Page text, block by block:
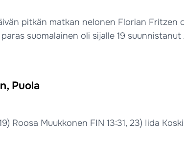
pitkän matkan nelonen Florian Fritzen
suomalainen oli sijalle 19
Puola
Roosa Muukkonen FIN 13:31, 23) Iida